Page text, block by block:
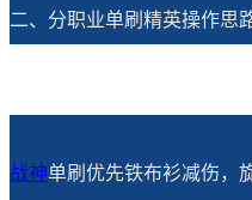
二、分职业单刷精英操作思
战神单刷优先铁布衫减伤，